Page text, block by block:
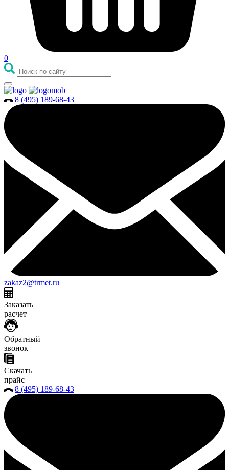
0
8 (495) 189-68-43
zakaz2@trmet.ru
Заказать
расчет
Обратный
звонок
Скачать
прайс
8 (495) 189-68-43